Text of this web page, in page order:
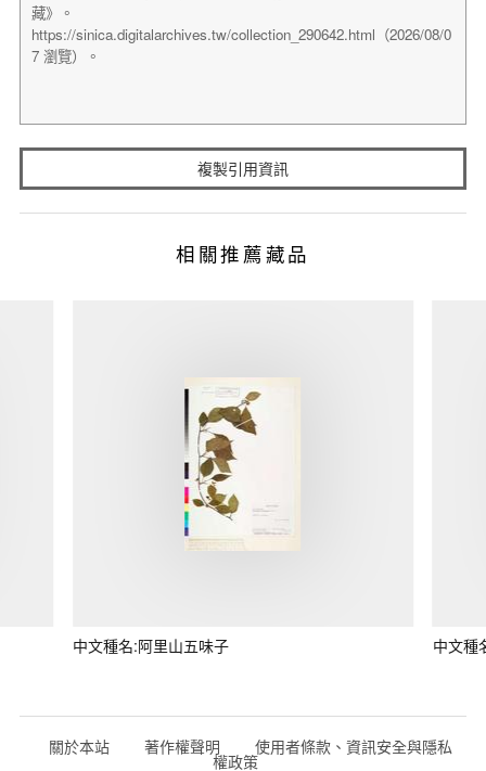
複製引用資訊
相關推薦藏品
中文種名:阿里山五味子 中文種
關於本站 著作權聲明 使用者條款、資訊安全與隱私
權政策